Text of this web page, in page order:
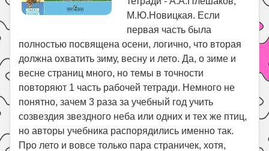
М.Ю.Новицкая. Если
первая часть была
полностью посвящена осени, логично, что вторая
должна охватить зиму, весну и лето. Да, о зиме и
весне страниц много, но темы в точности
повторяют 1 часть рабочей тетради. Немного не
понятно, зачем 3 раза за учебный год учить
созвездия звездного неба или одних и тех же птиц,
но авторы учебника распорядились именно так.
Про лето и вовсе только пара страничек, хотя,